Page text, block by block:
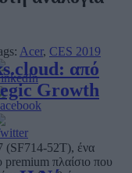
από
Growth
Acer, CES 2019
(SF714-52T), ένα
premium πλαίσιο που